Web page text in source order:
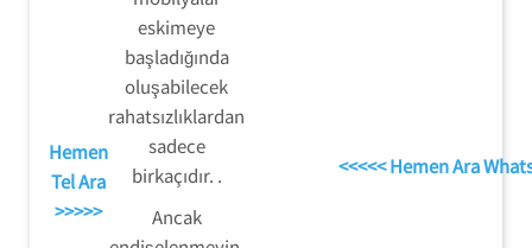
Hemen
Tel Ara
>>>>>
eskimeye
başladığında
oluşabilecek
rahatsızlıklardan
sadece
birkaçıdır. .
Ancak
<<<<< Hemen Ara